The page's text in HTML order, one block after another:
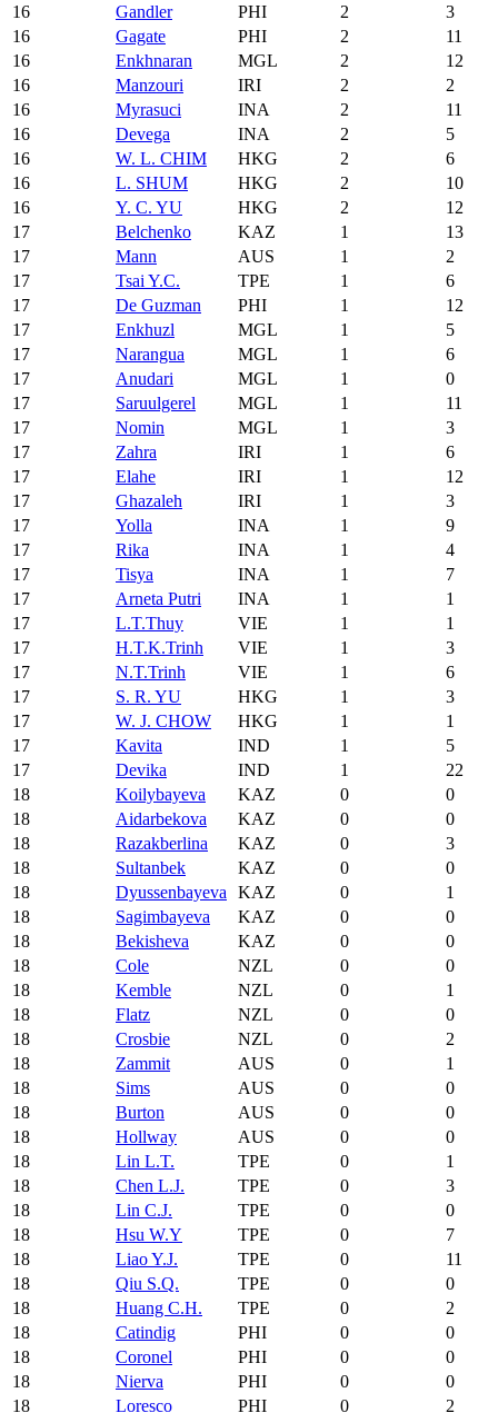
16
Gandler PHI 2
3
16
Gagate PHI 2
11
16
Enkhnaran MGL 2
12
16
Manzouri IRI 2
2
16
Myrasuci INA 2
11
16
Devega INA 2
5
16
W. L. CHIM HKG 2
6
16
L. SHUM HKG 2
10
16
Y. C. YU HKG 2
12
17
Belchenko KAZ 1
13
17
Mann AUS 1
2
17
Tsai Y.C. TPE 1
6
17
De Guzman PHI 1
12
17
Enkhuzl MGL 1
5
17
Narangua MGL 1
6
17
Anudari MGL 1
0
17
Saruulgerel MGL 1
11
17
Nomin MGL 1
3
17
Zahra IRI 1
6
17
Elahe IRI 1
12
17
Ghazaleh IRI 1
3
17
Yolla INA 1
9
17
Rika INA 1
4
17
Tisya INA 1
7
17
Arneta Putri INA 1
1
17
L.T.Thuy VIE 1
1
17
H.T.K.Trinh VIE 1
3
17
N.T.Trinh VIE 1
6
17
S. R. YU HKG 1
3
17
W. J. CHOW HKG 1
1
17
Kavita IND 1
5
17
Devika IND 1
22
18
Koilybayeva KAZ 0
0
18
Aidarbekova KAZ 0
0
18
Razakberlina KAZ 0
3
18
Sultanbek KAZ 0
0
18
Dyussenbayeva KAZ 0
1
18
Sagimbayeva KAZ 0
0
18
Bekisheva KAZ 0
0
18
Cole NZL 0
0
18
Kemble NZL 0
1
18
Flatz NZL 0
0
18
Crosbie NZL 0
2
18
Zammit AUS 0
1
18
Sims AUS 0
0
18
Burton AUS 0
0
18
Hollway AUS 0
0
18
Lin L.T. TPE 0
1
18
Chen L.J. TPE 0
3
18
Lin C.J. TPE 0
0
18
Hsu W.Y TPE 0
7
18
Liao Y.J. TPE 0
11
18
Qiu S.Q. TPE 0
0
18
Huang C.H. TPE 0
2
18
Catindig PHI 0
0
18
Coronel PHI 0
0
18
Nierva PHI 0
0
18
Loresco PHI 0 2